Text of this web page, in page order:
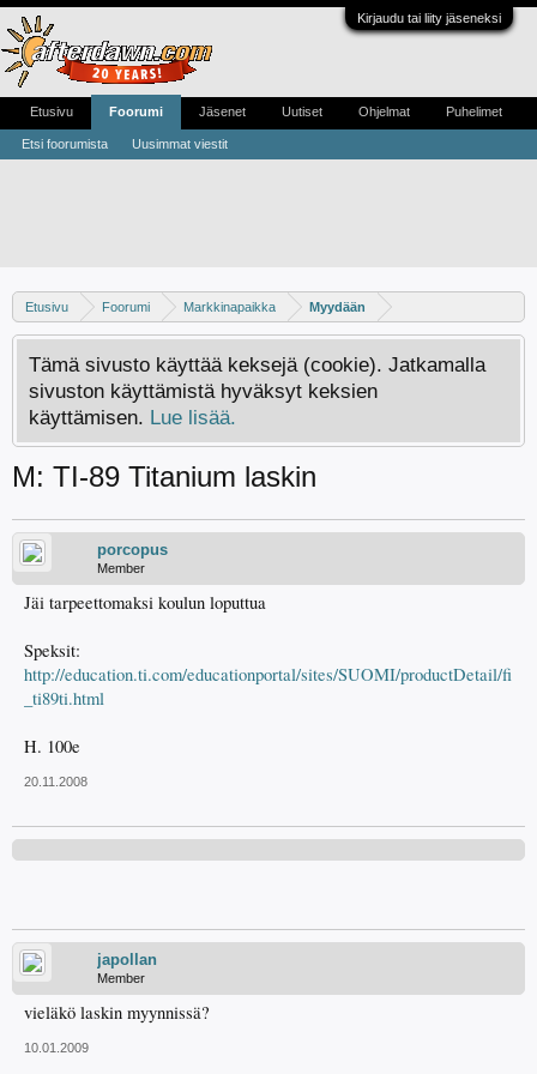
Kirjaudu tai liity jäseneksi
Etusivu Foorumi Markkinapaikka Myydään
Tämä sivusto käyttää keksejä (cookie). Jatkamalla
sivuston käyttämistä hyväksyt keksien
käyttämisen. Lue lisää.
M: TI-89 Titanium laskin
porcopus
Member
Jäi tarpeettomaksi koulun loputtua
Speksit:
http://education.ti.com/educationportal/sites/SUOMI/productDetail/fi
_ti89ti.html
H. 100e
20.11.2008
japollan
Member
vieläkö laskin myynnissä?
10.01.2009
Etusivu Foorumi
Etsi foorumista Uusimmat viestit
Jäsenet Uutiset Ohjelmat Puhelimet